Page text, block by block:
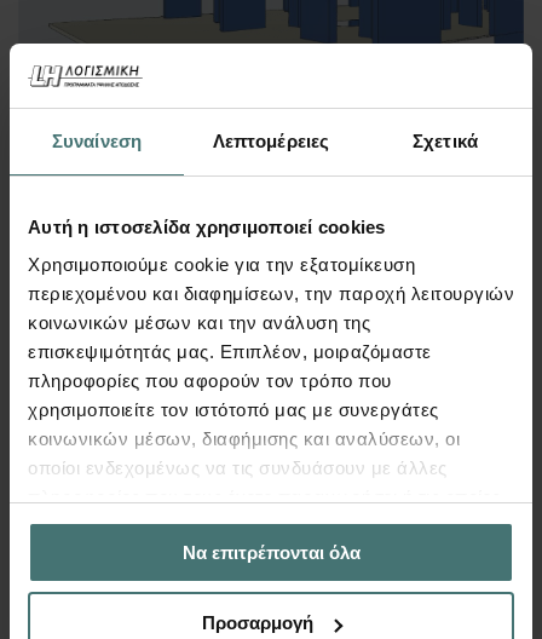
Συναίνεση Λεπτομέρειες Σχετικά
Αυτή η ιστοσελίδα χρησιμοποιεί cookies
Χρησιμοποιούμε cookie για την εξατομίκευση
περιεχομένου και διαφημίσεων, την παροχή λειτουργιών
κοινωνικών μέσων και την ανάλυση της
επισκεψιμότητάς μας. Επιπλέον, μοιραζόμαστε
πληροφορίες που αφορούν τον τρόπο που
χρησιμοποιείτε τον ιστότοπό μας με συνεργάτες
κοινωνικών μέσων, διαφήμισης και αναλύσεων, οι
οποίοι ενδεχομένως να τις συνδυάσουν με άλλες
έχουν συλλέξει σε σχέση με την από μέρους σας χρήση
των υπηρεσιών τους.Να επιτρέπονται όλα
Προσαρμογή
Από1.750€ Περισσότερα
FespaM